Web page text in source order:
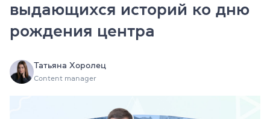
Подготовка к экзаменам
выдающихся историй ко дню
рождения центра
Татьяна Хоролец
Content manager